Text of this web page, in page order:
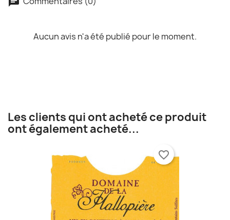
Aucun avis n'a été publié pour le moment.
Les clients qui ont acheté ce produit
ont également acheté...
favorite_border